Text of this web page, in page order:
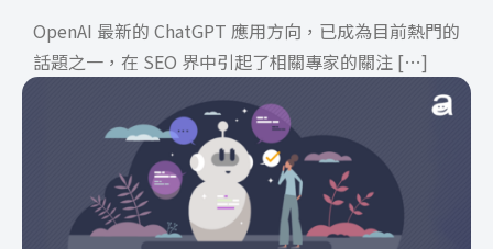
OpenAI 最新的 ChatGPT 應用方向，已成為目前熱門的
話題之一，在 SEO 界中引起了相關專家的關注 […]